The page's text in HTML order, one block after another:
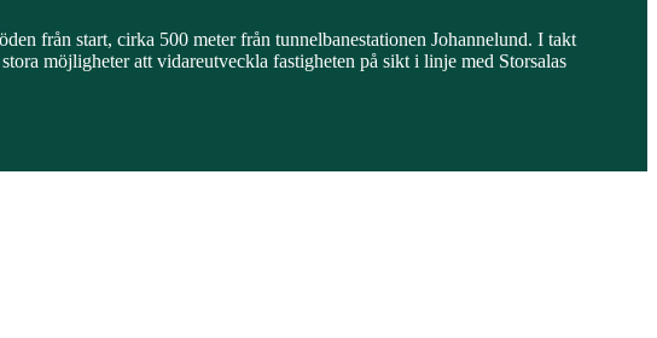
från start, cirka 500 meter från tunnelbanestationen Johannelund. I takt
möjligheter att vidareutveckla fastigheten på sikt i linje med Storsalas